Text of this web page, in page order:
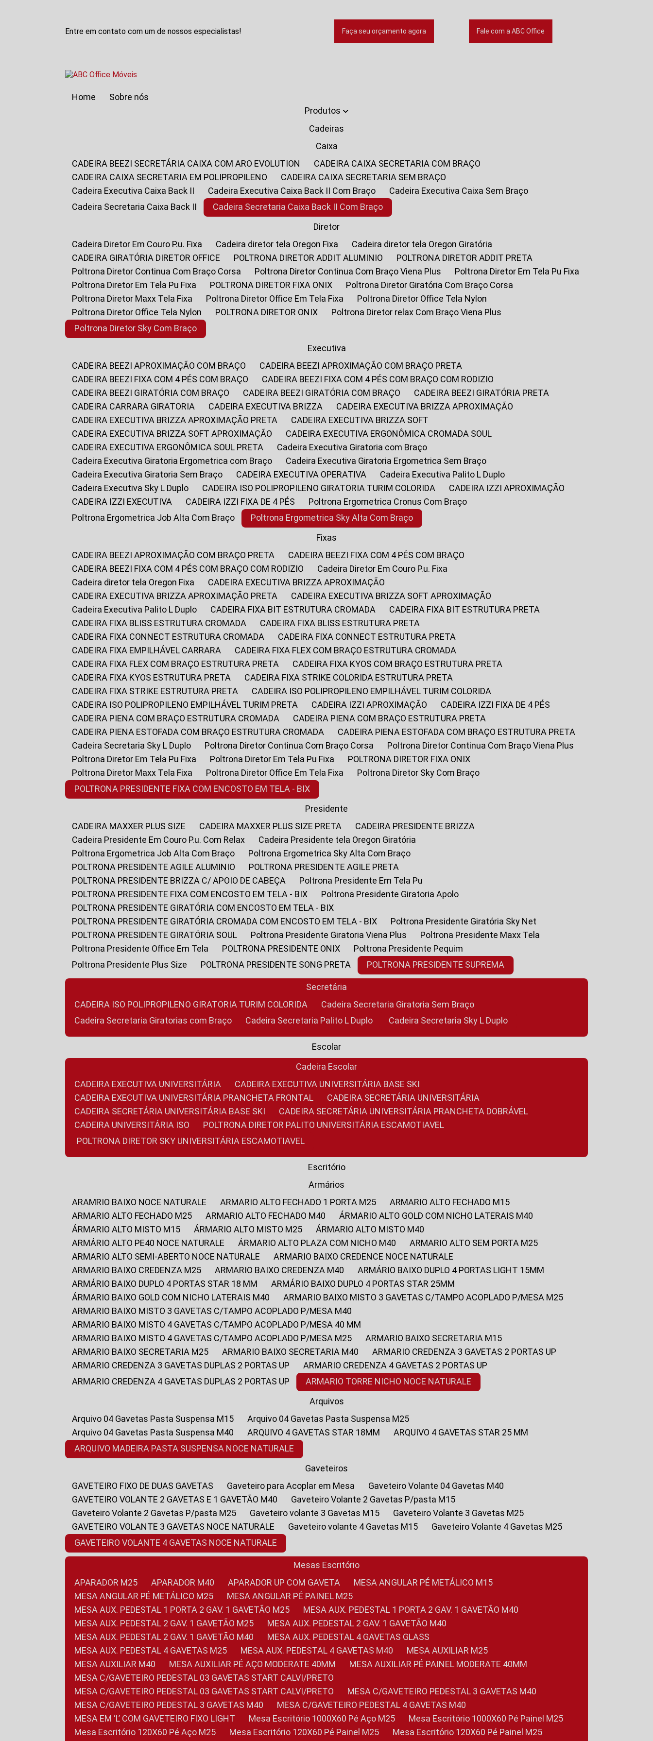
Entre em contato com um de nossos especialistas! Faça seu orçamento agora Fale com a ABC Office
Home
Sobre nós
Produtos
Cadeiras
Caixa
CADEIRA BEEZI SECRETÁRIA CAIXA COM ARO EVOLUTION
CADEIRA CAIXA SECRETARIA COM BRAÇO
CADEIRA CAIXA SECRETARIA EM POLIPROPILENO
CADEIRA CAIXA SECRETARIA SEM BRAÇO
Cadeira Executiva Caixa Back II
Cadeira Executiva Caixa Back II Com Braço
Cadeira Executiva Caixa Sem Braço
Cadeira Secretaria Caixa Back II
Cadeira Secretaria Caixa Back II Com Braço
Diretor
Cadeira Diretor Em Couro P.u. Fixa
Cadeira diretor tela Oregon Fixa
Cadeira diretor tela Oregon Giratória
CADEIRA GIRATÓRIA DIRETOR OFFICE
POLTRONA DIRETOR ADDIT ALUMINIO
POLTRONA DIRETOR ADDIT PRETA
Poltrona Diretor Continua Com Braço Corsa
Poltrona Diretor Continua Com Braço Viena Plus
Poltrona Diretor Em Tela Pu Fixa
Poltrona Diretor Em Tela Pu Fixa
POLTRONA DIRETOR FIXA ONIX
Poltrona Diretor Giratória Com Braço Corsa
Poltrona Diretor Maxx Tela Fixa
Poltrona Diretor Office Em Tela Fixa
Poltrona Diretor Office Tela Nylon
Poltrona Diretor Office Tela Nylon
POLTRONA DIRETOR ONIX
Poltrona Diretor relax Com Braço Viena Plus
Poltrona Diretor Sky Com Braço
Executiva
CADEIRA BEEZI APROXIMAÇÃO COM BRAÇO
CADEIRA BEEZI APROXIMAÇÃO COM BRAÇO PRETA
CADEIRA BEEZI FIXA COM 4 PÉS COM BRAÇO
CADEIRA BEEZI FIXA COM 4 PÉS COM BRAÇO COM RODIZIO
CADEIRA BEEZI GIRATÓRIA COM BRAÇO
CADEIRA BEEZI GIRATÓRIA COM BRAÇO
CADEIRA BEEZI GIRATÓRIA PRETA
CADEIRA CARRARA GIRATORIA
CADEIRA EXECUTIVA BRIZZA
CADEIRA EXECUTIVA BRIZZA APROXIMAÇÃO
CADEIRA EXECUTIVA BRIZZA APROXIMAÇÃO PRETA
CADEIRA EXECUTIVA BRIZZA SOFT
CADEIRA EXECUTIVA BRIZZA SOFT APROXIMAÇÃO
CADEIRA EXECUTIVA ERGONÔMICA CROMADA SOUL
CADEIRA EXECUTIVA ERGONÔMICA SOUL PRETA
Cadeira Executiva Giratoria com Braço
Cadeira Executiva Giratoria Ergometrica com Braço
Cadeira Executiva Giratoria Ergometrica Sem Braço
Cadeira Executiva Giratoria Sem Braço
CADEIRA EXECUTIVA OPERATIVA
Cadeira Executiva Palito L Duplo
Cadeira Executiva Sky L Duplo
CADEIRA ISO POLIPROPILENO GIRATORIA TURIM COLORIDA
CADEIRA IZZI APROXIMAÇÃO
CADEIRA IZZI EXECUTIVA
CADEIRA IZZI FIXA DE 4 PÉS
Poltrona Ergometrica Cronus Com Braço
Poltrona Ergometrica Job Alta Com Braço
Poltrona Ergometrica Sky Alta Com Braço
Fixas
CADEIRA BEEZI APROXIMAÇÃO COM BRAÇO PRETA
CADEIRA BEEZI FIXA COM 4 PÉS COM BRAÇO
CADEIRA BEEZI FIXA COM 4 PÉS COM BRAÇO COM RODIZIO
Cadeira Diretor Em Couro P.u. Fixa
Cadeira diretor tela Oregon Fixa
CADEIRA EXECUTIVA BRIZZA APROXIMAÇÃO
CADEIRA EXECUTIVA BRIZZA APROXIMAÇÃO PRETA
CADEIRA EXECUTIVA BRIZZA SOFT APROXIMAÇÃO
Cadeira Executiva Palito L Duplo
CADEIRA FIXA BIT ESTRUTURA CROMADA
CADEIRA FIXA BIT ESTRUTURA PRETA
CADEIRA FIXA BLISS ESTRUTURA CROMADA
CADEIRA FIXA BLISS ESTRUTURA PRETA
CADEIRA FIXA CONNECT ESTRUTURA CROMADA
CADEIRA FIXA CONNECT ESTRUTURA PRETA
CADEIRA FIXA EMPILHÁVEL CARRARA
CADEIRA FIXA FLEX COM BRAÇO ESTRUTURA CROMADA
CADEIRA FIXA FLEX COM BRAÇO ESTRUTURA PRETA
CADEIRA FIXA KYOS COM BRAÇO ESTRUTURA PRETA
CADEIRA FIXA KYOS ESTRUTURA PRETA
CADEIRA FIXA STRIKE COLORIDA ESTRUTURA PRETA
CADEIRA FIXA STRIKE ESTRUTURA PRETA
CADEIRA ISO POLIPROPILENO EMPILHÁVEL TURIM COLORIDA
CADEIRA ISO POLIPROPILENO EMPILHÁVEL TURIM PRETA
CADEIRA IZZI APROXIMAÇÃO
CADEIRA IZZI FIXA DE 4 PÉS
CADEIRA PIENA COM BRAÇO ESTRUTURA CROMADA
CADEIRA PIENA COM BRAÇO ESTRUTURA PRETA
CADEIRA PIENA ESTOFADA COM BRAÇO ESTRUTURA CROMADA
CADEIRA PIENA ESTOFADA COM BRAÇO ESTRUTURA PRETA
Cadeira Secretaria Sky L Duplo
Poltrona Diretor Continua Com Braço Corsa
Poltrona Diretor Continua Com Braço Viena Plus
Poltrona Diretor Em Tela Pu Fixa
Poltrona Diretor Em Tela Pu Fixa
POLTRONA DIRETOR FIXA ONIX
Poltrona Diretor Maxx Tela Fixa
Poltrona Diretor Office Em Tela Fixa
Poltrona Diretor Sky Com Braço
POLTRONA PRESIDENTE FIXA COM ENCOSTO EM TELA - BIX
Presidente
CADEIRA MAXXER PLUS SIZE
CADEIRA MAXXER PLUS SIZE PRETA
CADEIRA PRESIDENTE BRIZZA
Cadeira Presidente Em Couro P.u. Com Relax
Cadeira Presidente tela Oregon Giratória
Poltrona Ergometrica Job Alta Com Braço
Poltrona Ergometrica Sky Alta Com Braço
POLTRONA PRESIDENTE AGILE ALUMINIO
POLTRONA PRESIDENTE AGILE PRETA
POLTRONA PRESIDENTE BRIZZA C/ APOIO DE CABEÇA
Poltrona Presidente Em Tela Pu
POLTRONA PRESIDENTE FIXA COM ENCOSTO EM TELA - BIX
Poltrona Presidente Giratoria Apolo
POLTRONA PRESIDENTE GIRATÓRIA COM ENCOSTO EM TELA - BIX
POLTRONA PRESIDENTE GIRATÓRIA CROMADA COM ENCOSTO EM TELA - BIX
Poltrona Presidente Giratória Sky Net
POLTRONA PRESIDENTE GIRATÓRIA SOUL
Poltrona Presidente Giratoria Viena Plus
Poltrona Presidente Maxx Tela
Poltrona Presidente Office Em Tela
POLTRONA PRESIDENTE ONIX
Poltrona Presidente Pequim
Poltrona Presidente Plus Size
POLTRONA PRESIDENTE SONG PRETA POLTRONA PRESIDENTE SUPREMA
Secretária
CADEIRA ISO POLIPROPILENO GIRATORIA TURIM COLORIDA
Cadeira Secretaria Giratoria Sem Braço
Cadeira Secretaria Giratorias com Braço
Cadeira Secretaria Palito L Duplo Cadeira Secretaria Sky L Duplo
Escolar
Cadeira Escolar
CADEIRA EXECUTIVA UNIVERSITÁRIA
CADEIRA EXECUTIVA UNIVERSITÁRIA BASE SKI
CADEIRA EXECUTIVA UNIVERSITÁRIA PRANCHETA FRONTAL
CADEIRA SECRETÁRIA UNIVERSITÁRIA
CADEIRA SECRETÁRIA UNIVERSITÁRIA BASE SKI
CADEIRA SECRETÁRIA UNIVERSITÁRIA PRANCHETA DOBRÁVEL
CADEIRA UNIVERSITÁRIA ISO
POLTRONA DIRETOR PALITO UNIVERSITÁRIA ESCAMOTIAVEL
POLTRONA DIRETOR SKY UNIVERSITÁRIA ESCAMOTIAVEL
Escritório
Armários
ARAMRIO BAIXO NOCE NATURALE
ARMARIO ALTO FECHADO 1 PORTA M25
ARMARIO ALTO FECHADO M15
ARMARIO ALTO FECHADO M25
ARMARIO ALTO FECHADO M40
ÁRMARIO ALTO GOLD COM NICHO LATERAIS M40
ÁRMARIO ALTO MISTO M15
ÁRMARIO ALTO MISTO M25
ÁRMARIO ALTO MISTO M40
ARMÁRIO ALTO PE40 NOCE NATURALE
ÁRMARIO ALTO PLAZA COM NICHO M40
ARMARIO ALTO SEM PORTA M25
ARMARIO ALTO SEMI-ABERTO NOCE NATURALE
ARMARIO BAIXO CREDENCE NOCE NATURALE
ARMARIO BAIXO CREDENZA M25
ARMARIO BAIXO CREDENZA M40
ARMÁRIO BAIXO DUPLO 4 PORTAS LIGHT 15MM
ARMÁRIO BAIXO DUPLO 4 PORTAS STAR 18 MM
ARMÁRIO BAIXO DUPLO 4 PORTAS STAR 25MM
ÁRMARIO BAIXO GOLD COM NICHO LATERAIS M40
ARMARIO BAIXO MISTO 3 GAVETAS C/TAMPO ACOPLADO P/MESA M25
ARMARIO BAIXO MISTO 3 GAVETAS C/TAMPO ACOPLADO P/MESA M40
ARMARIO BAIXO MISTO 4 GAVETAS C/TAMPO ACOPLADO P/MESA 40 MM
ARMARIO BAIXO MISTO 4 GAVETAS C/TAMPO ACOPLADO P/MESA M25
ARMARIO BAIXO SECRETARIA M15
ARMARIO BAIXO SECRETARIA M25
ARMARIO BAIXO SECRETARIA M40
ARMARIO CREDENZA 3 GAVETAS 2 PORTAS UP
ARMARIO CREDENZA 3 GAVETAS DUPLAS 2 PORTAS UP
ARMARIO CREDENZA 4 GAVETAS 2 PORTAS UP
ARMARIO CREDENZA 4 GAVETAS DUPLAS 2 PORTAS UP
ARMARIO TORRE NICHO NOCE NATURALE
Arquivos
Arquivo 04 Gavetas Pasta Suspensa M15
Arquivo 04 Gavetas Pasta Suspensa M25
Arquivo 04 Gavetas Pasta Suspensa M40
ARQUIVO 4 GAVETAS STAR 18MM
ARQUIVO 4 GAVETAS STAR 25 MM
ARQUIVO MADEIRA PASTA SUSPENSA NOCE NATURALE
Gaveteiros
GAVETEIRO FIXO DE DUAS GAVETAS
Gaveteiro para Acoplar em Mesa
Gaveteiro Volante 04 Gavetas M40
GAVETEIRO VOLANTE 2 GAVETAS E 1 GAVETÃO M40
Gaveteiro Volante 2 Gavetas P/pasta M15
Gaveteiro Volante 2 Gavetas P/pasta M25
Gaveteiro volante 3 Gavetas M15
Gaveteiro Volante 3 Gavetas M25
GAVETEIRO VOLANTE 3 GAVETAS NOCE NATURALE
Gaveteiro volante 4 Gavetas M15
Gaveteiro Volante 4 Gavetas M25
GAVETEIRO VOLANTE 4 GAVETAS NOCE NATURALE
Mesas Escritório
APARADOR M25
APARADOR M40 APARADOR UP COM GAVETA
MESA ANGULAR PÉ METÁLICO M15
MESA ANGULAR PÉ METÁLICO M25
MESA ANGULAR PÉ PAINEL M25
MESA AUX. PEDESTAL 1 PORTA 2 GAV. 1 GAVETÃO M25
MESA AUX. PEDESTAL 1 PORTA 2 GAV. 1 GAVETÃO M40
MESA AUX. PEDESTAL 2 GAV. 1 GAVETÃO M25
MESA AUX. PEDESTAL 2 GAV. 1 GAVETÃO M40
MESA AUX. PEDESTAL 2 GAV. 1 GAVETÃO M40
MESA AUX. PEDESTAL 4 GAVETAS GLASS
MESA AUX. PEDESTAL 4 GAVETAS M25
MESA AUX. PEDESTAL 4 GAVETAS M40
MESA AUXILIAR M25
MESA AUXILIAR M40
MESA AUXILIAR PÉ AÇO MODERATE 40MM
MESA AUXILIAR PÉ PAINEL MODERATE 40MM
MESA C/GAVETEIRO PEDESTAL 03 GAVETAS START CALVI/PRETO
MESA C/GAVETEIRO PEDESTAL 03 GAVETAS START CALVI/PRETO
MESA C/GAVETEIRO PEDESTAL 3 GAVETAS M40
MESA C/GAVETEIRO PEDESTAL 3 GAVETAS M40
MESA C/GAVETEIRO PEDESTAL 4 GAVETAS M40
MESA EM ‘L’ COM GAVETEIRO FIXO LIGHT
Mesa Escritório 1000X60 Pé Aço M25
Mesa Escritório 1000X60 Pé Painel M25
Mesa Escritório 120X60 Pé Aço M25
Mesa Escritório 120X60 Pé Painel M25
Mesa Escritório 120X60 Pé Painel M25